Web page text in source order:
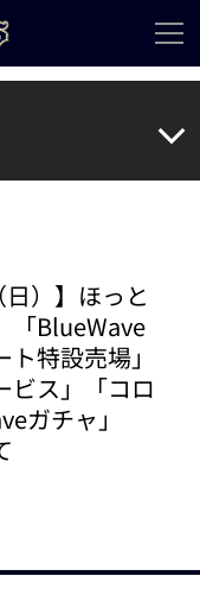
日）】ほっと
「BlueWave
特設売場」
ビス」「コロ
ガチャ」